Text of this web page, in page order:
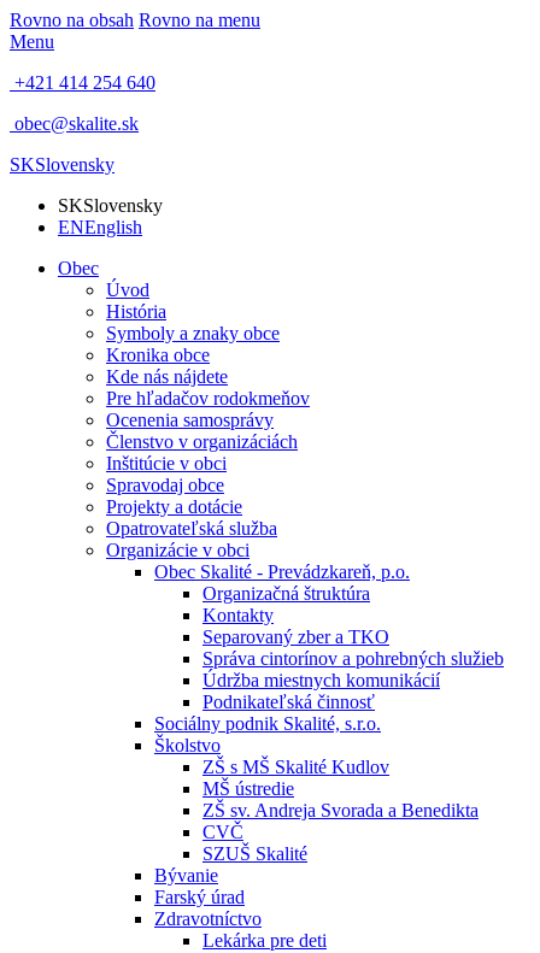
Rovno na obsah Rovno na menu
Menu
+421 414 254 640
obec@skalite.sk
SKSlovensky
SKSlovensky
ENEnglish
Obec
Úvod
História
Symboly a znaky obce
Kronika obce
Kde nás nájdete
Pre hľadačov rodokmeňov
Ocenenia samosprávy
Členstvo v organizáciách
Inštitúcie v obci
Spravodaj obce
Projekty a dotácie
Opatrovateľská služba
Organizácie v obci
Obec Skalité - Prevádzkareň, p.o.
Organizačná štruktúra
Kontakty
Separovaný zber a TKO
Správa cintorínov a pohrebných služieb
Údržba miestnych komunikácií
Podnikateľská činnosť
Sociálny podnik Skalité, s.r.o.
Školstvo
ZŠ s MŠ Skalité Kudlov
MŠ ústredie
ZŠ sv. Andreja Svorada a Benedikta
CVČ
SZUŠ Skalité
Bývanie
Farský úrad
Zdravotníctvo
Lekárka pre deti